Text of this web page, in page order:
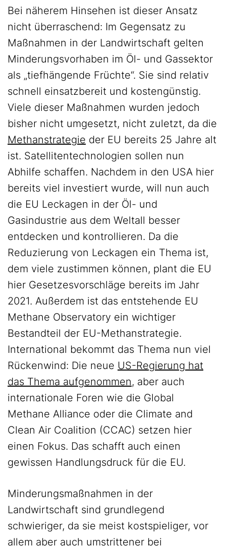
Bei näherem Hinsehen ist dieser Ansatz
nicht überraschend: Im Gegensatz zu
Maßnahmen in der Landwirtschaft gelten
Minderungsvorhaben im Öl- und Gassektor
als „tiefhängende Früchte“. Sie sind relativ
schnell einsatzbereit und kostengünstig.
Viele dieser Maßnahmen wurden jedoch
bisher nicht umgesetzt, nicht zuletzt, da die
Methanstrategie der EU bereits 25 Jahre alt
ist. Satellitentechnologien sollen nun
Abhilfe schaffen. Nachdem in den USA hier
bereits viel investiert wurde, will nun auch
die EU Leckagen in der Öl- und
Gasindustrie aus dem Weltall besser
entdecken und kontrollieren. Da die
Reduzierung von Leckagen ein Thema ist,
dem viele zustimmen können, plant die EU
hier Gesetzesvorschläge bereits im Jahr
2021. Außerdem ist das entstehende EU
Methane Observatory ein wichtiger
Bestandteil der EU-Methanstrategie.
International bekommt das Thema nun viel
Rückenwind: Die neue US-Regierung hat
das Thema aufgenommen, aber auch
internationale Foren wie die Global
Methane Alliance oder die Climate and
Clean Air Coalition (CCAC) setzen hier
einen Fokus. Das schafft auch einen
gewissen Handlungsdruck für die EU.
Minderungsmaßnahmen in der
Landwirtschaft sind grundlegend
schwieriger, da sie meist kostspieliger, vor
allem aber auch umstrittener bei